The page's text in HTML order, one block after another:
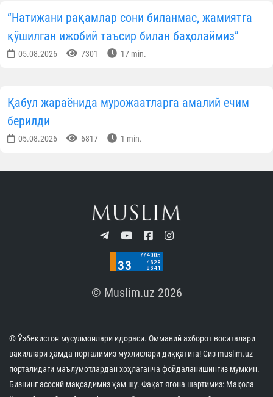
@oliymahad –
диний-маърифий канали.
Ўзбекистон янгиликлари
МАЪЛУМОТНИ ИЖТИМОИЙ ТАРМОҚЛАРДА УЛАШИНГ
Муаллиф
Ўзбекистон мусулмонлари идораси
ОБУНА БЎЛИНГ